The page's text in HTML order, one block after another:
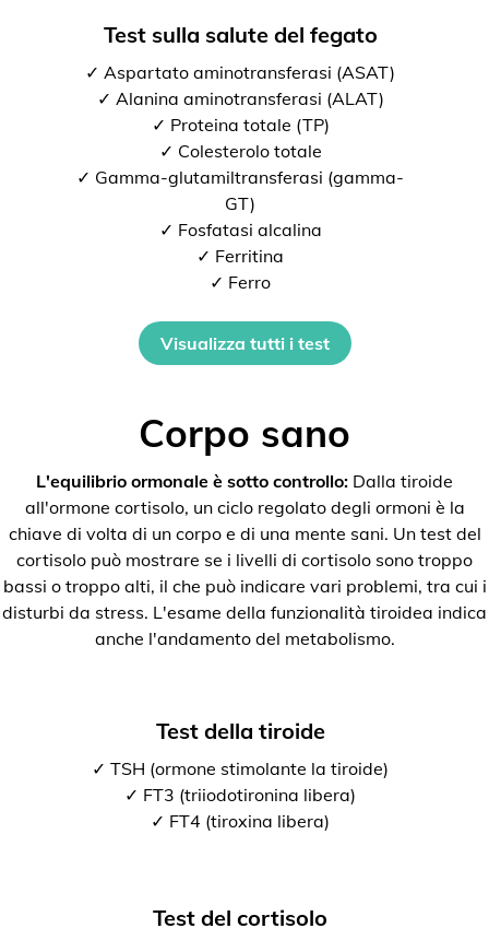
Test sulla salute del fegato
✓ Aspartato aminotransferasi (ASAT)
✓ Alanina aminotransferasi (ALAT)
✓ Proteina totale (TP)
✓ Colesterolo totale
✓ Gamma-glutamiltransferasi (gamma-
GT)
✓ Fosfatasi alcalina
✓ Ferritina
✓ Ferro
Visualizza tutti i test
Corpo sano
L'equilibrio ormonale è sotto controllo: Dalla tiroide
all'ormone cortisolo, un ciclo regolato degli ormoni è la
chiave di volta di un corpo e di una mente sani. Un test del
cortisolo può mostrare se i livelli di cortisolo sono troppo
bassi o troppo alti, il che può indicare vari problemi, tra cui i
disturbi da stress. L'esame della funzionalità tiroidea indica
anche l'andamento del metabolismo.
Test della tiroide
✓ TSH (ormone stimolante la tiroide)
✓ FT3 (triiodotironina libera)
✓ FT4 (tiroxina libera)
Test del cortisolo